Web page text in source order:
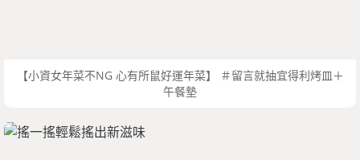
【小資女年菜不NG 心有所鼠好運年菜】 ＃留言就抽宜得利烤皿＋
午餐墊